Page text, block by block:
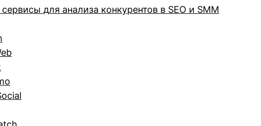
для анализа конкурентов в SEO и SMM